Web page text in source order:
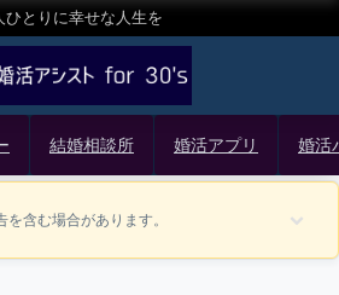
ひとりに幸せな人生を
結婚相談所 婚活アプリ 婚活
を含む場合があります。